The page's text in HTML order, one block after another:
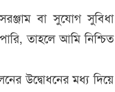
বা সুযোগ সুবিধা
তাহলে আমি নিশ্চিত
উদ্বোধনের মধ্য দিয়ে